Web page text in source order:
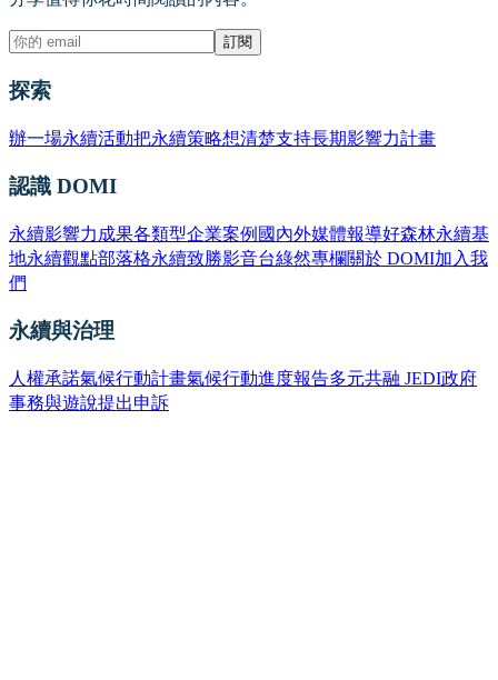
訂閱
探索
辦一場永續活動把永續策略想清楚支持長期影響力計畫
認識 DOMI
永續影響力成果各類型企業案例 國內外媒體報導好森林永續基
地永續觀點部落格永續致勝影音台綠然專欄關於 DOMI加入我
們
永續與治理
人權承諾氣候行動計畫氣候行動進度報告多元共融 JEDI政府
事務與遊說提出申訴